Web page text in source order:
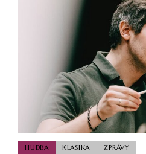
HUDBA KLASIKA ZPRÁVY